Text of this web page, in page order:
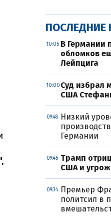
ПОСЛЕДНИЕ
10:05 В Германии
обломков
Лейпцига
10:00 Суд избрал
США
09:48
Низкий
Германии
09:45 Трамп
США и
09:34
Премьер
политсил в